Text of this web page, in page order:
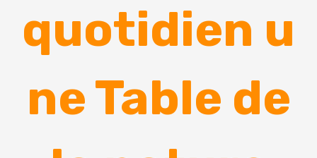
quotidien u
ne Table de